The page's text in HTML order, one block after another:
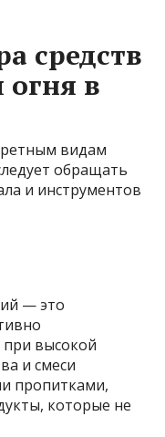
средств
в
видам
обращать
и инструментов
— это
при высокой
и смеси
пропитками,
которые не